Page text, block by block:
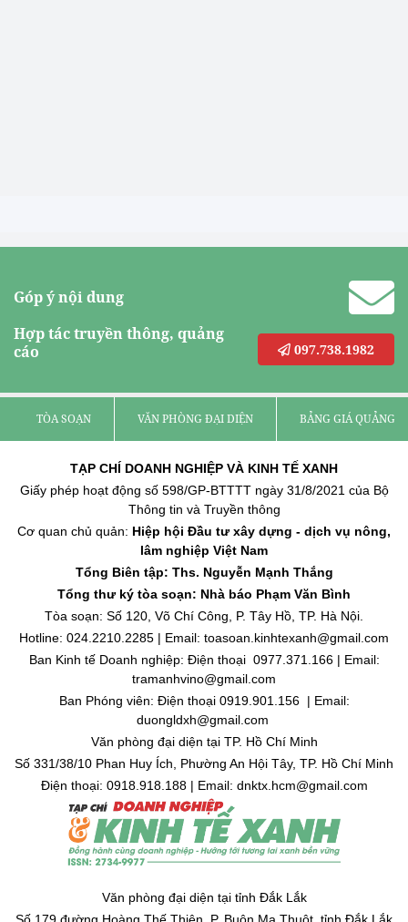
Góp ý nội dung
Hợp tác truyền thông, quảng
cáo
097.738.1982
TÒA SOẠN VĂN PHÒNG ĐẠI DIỆN BẢNG GIÁ QUẢNG
TẠP CHÍ DOANH NGHIỆP VÀ KINH TẾ XANH
Giấy phép hoạt động số 598/GP-BTTTT ngày 31/8/2021 của Bộ
Thông tin và Truyền thông
Cơ quan chủ quản: Hiệp hội Đầu tư xây dựng - dịch vụ nông,
lâm nghiệp Việt Nam
Tổng Biên tập: Ths. Nguyễn Mạnh Thắng
Tổng thư ký tòa soạn: Nhà báo Phạm Văn Bình
Tòa soạn: Số 120, Võ Chí Công, P. Tây Hồ, TP. Hà Nội.
Hotline: 024.2210.2285 | Email: toasoan.kinhtexanh@gmail.com
Ban Kinh tế Doanh nghiệp: Điện thoại 0977.371.166 | Email:
tramanhvino@gmail.com
Ban Phóng viên: Điện thoại 0919.901.156 | Email:
duongldxh@gmail.com
Văn phòng đại diện tại TP. Hồ Chí Minh
Số 331/38/10 Phan Huy Ích, Phường An Hội Tây, TP. Hồ Chí Minh
Điện thoại: 0918.918.188 | Email: dnktx.hcm@gmail.com
Văn phòng đại diện tại tỉnh Đắk Lắk
Số 179 đường Hoàng Thế Thiện, P. Buôn Ma Thuột, tỉnh Đắk Lắk